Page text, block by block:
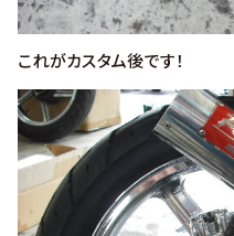
これがカスタム後です！